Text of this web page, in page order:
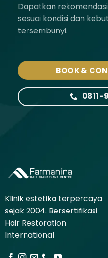
Dapatkan
sesuai kondisi dan
tersembunyi.
BOOK &
Klinik estetika terpercaya
sejak 2004. Bersertifikasi
Hair Restoration
International